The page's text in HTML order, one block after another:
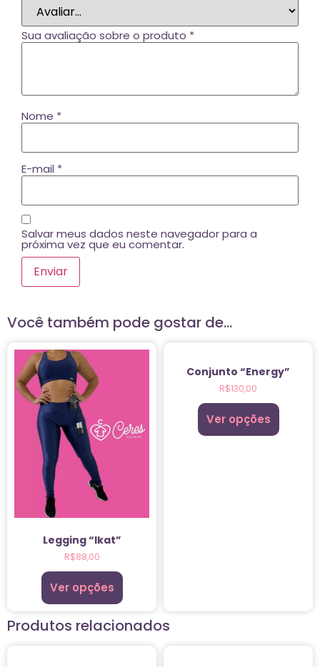
Sua avaliação sobre o produto *
Nome *
E-mail *
Salvar meus dados neste navegador para a
próxima vez que eu comentar.
Você também pode gostar de…
Legging “Ikat”
R$88,00
Ver opções
Conjunto “Energy”
R$130,00
Ver opções
Produtos relacionados